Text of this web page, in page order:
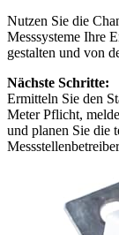
Nutzen Sie die
Messsysteme Ihre
gestalten und von
Nächste Schritte:
Ermitteln Sie den
Meter Pflicht,
und planen Sie die